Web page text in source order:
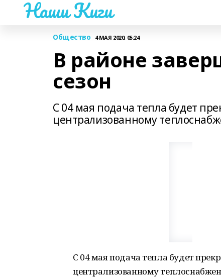
Наши Киги
Общество 4 МАЯ 2020, 05:24
В районе
сезон
С 04 мая подача тепла будет
централизованному
С 04 мая подача тепла будет
централизованному